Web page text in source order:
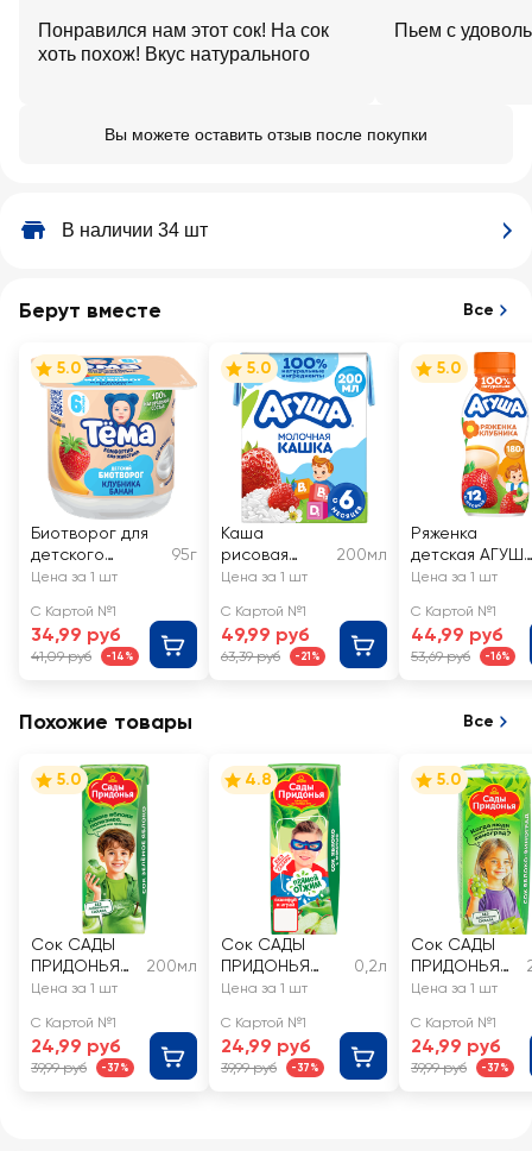
Понравился нам этот сок! На сок
хоть похож! Вкус натурального
Пьем с
Вы можете оставить отзыв после покупки
В наличии 34 шт
Берут вместе Все
5.0
Биотворог для
детского
питания ТЕМА с
бананом 4%, без
змж
95г
Цена за 1 шт
С Картой №1
34,99 руб
41,09 руб -14%
5.0
Каша
рисовая
детская
Укрепляй-ка,
молочная с
клубникой,
200мл
Цена за 1 шт
С Картой №1
49,99 руб
63,39 руб -21%
5.0
Ряженка
детская
Клубника 2,9%,
без змж
Цена за 1 шт
С Картой №1
44,99 руб
53,69 руб -16%
Похожие товары Все
5.0
Сок САДЫ
ПРИДОНЬЯ
Зеленое
месяцев
200мл
Цена за 1 шт
С Картой №1
24,99 руб
39,99 руб -37%
4.8
Сок САДЫ
ПРИДОНЬЯ
Яблоко
отжима с
мякотью, с 4
месяцев
0,2л
Цена за 1 шт
С Картой №1
24,99 руб
39,99 руб -37%
5.0
Сок САДЫ
ПРИДОНЬЯ
Яблоко и
месяцев
Цена за 1 шт
С Картой №1
24,99 руб
39,99 руб -37%